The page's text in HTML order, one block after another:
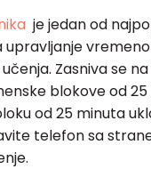
je jedan od
upravljanje
Zasniva se
blokove od 25
od 25 minuta
telefon sa